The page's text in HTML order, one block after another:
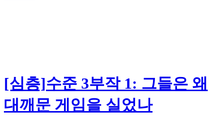
[심층]수준 3부작 1: 그들은 왜
대깨문 게임을 실었나